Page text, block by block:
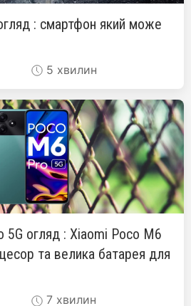
: смартфон який може
5 хвилин
5G огляд : Xiaomi Poco M6
та велика батарея для
7 хвилин